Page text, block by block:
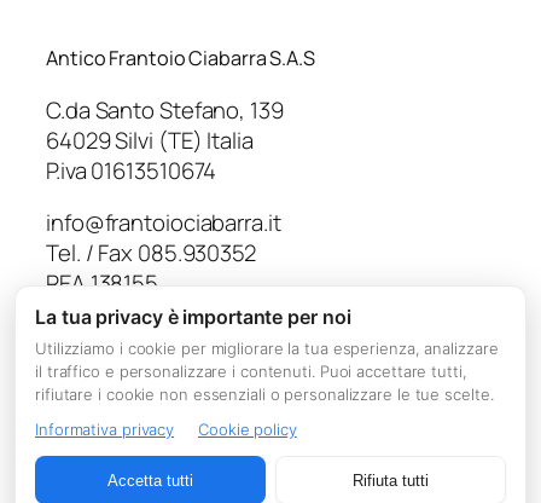
Antico Frantoio Ciabarra S.A.S
C.da Santo Stefano, 139
64029 Silvi (TE) Italia
P.iva 01613510674
info@frantoiociabarra.it
Tel. / Fax 085.930352
REA 138155
Capitale Sociale € 10.000,00
La tua privacy è importante per noi
Utilizziamo i cookie per migliorare la tua esperienza, analizzare
il traffico e personalizzare i contenuti. Puoi accettare tutti,
rifiutare i cookie non essenziali o personalizzare le tue scelte.
Informativa privacy
Cookie policy
Accetta tutti Rifiuta tutti